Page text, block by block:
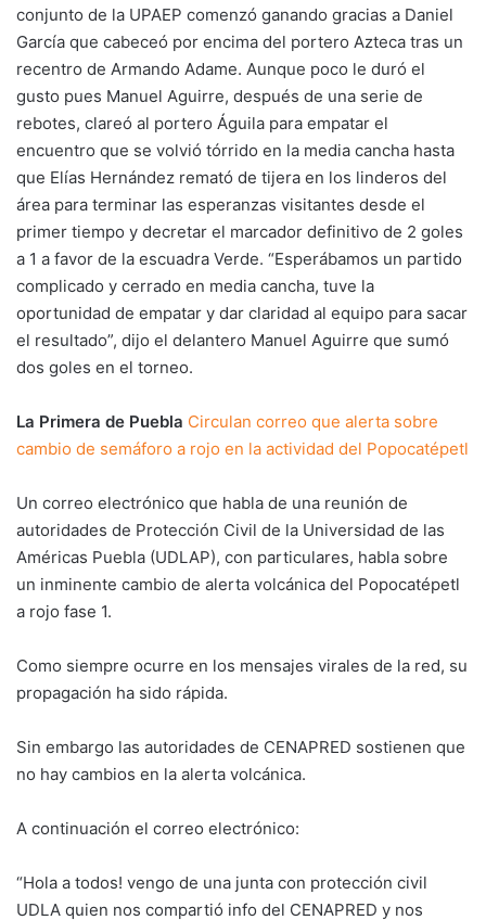
conjunto de la UPAEP comenzó ganando gracias a Daniel
García que cabeceó por encima del portero Azteca tras un
recentro de Armando Adame. Aunque poco le duró el
gusto pues Manuel Aguirre, después de una serie de
rebotes, clareó al portero Águila para empatar el
encuentro que se volvió tórrido en la media cancha hasta
que Elías Hernández remató de tijera en los linderos del
área para terminar las esperanzas visitantes desde el
primer tiempo y decretar el marcador definitivo de 2 goles
a 1 a favor de la escuadra Verde. “Esperábamos un partido
complicado y cerrado en media cancha, tuve la
oportunidad de empatar y dar claridad al equipo para sacar
el resultado”, dijo el delantero Manuel Aguirre que sumó
dos goles en el torneo.
La Primera de Puebla Circulan correo que alerta sobre
cambio de semáforo a rojo en la actividad del Popocatépetl
Un correo electrónico que habla de una reunión de
autoridades de Protección Civil de la Universidad de las
Américas Puebla (UDLAP), con particulares, habla sobre
un inminente cambio de alerta volcánica del Popocatépetl
a rojo fase 1.
Como siempre ocurre en los mensajes virales de la red, su
propagación ha sido rápida.
Sin embargo las autoridades de CENAPRED sostienen que
no hay cambios en la alerta volcánica.
A continuación el correo electrónico:
“Hola a todos! vengo de una junta con protección civil
UDLA quien nos compartió info del CENAPRED y nos